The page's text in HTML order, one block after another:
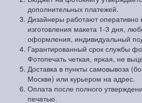
дополнительных платежей.
Дизайнеры работают оперативно
изготовления макета 1-3 дня,
оформления, индивидуальный
Гарантированный срок службы
Фотопечать четкая, яркая, не
Доставка в пункты самовывоза
Москве) или курьером на адрес.
Оплата после полного
печатью.